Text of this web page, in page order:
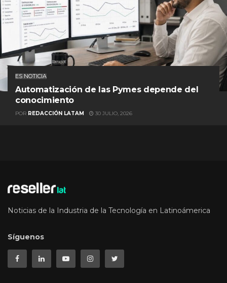
ES NOTICIA
Automatización de las Pymes depende del
conocimiento
POR REDACCIÓN LATAM 30 JULIO, 2026
Noticias de la Industria de la Tecnología en Latinoámerica
Síguenos